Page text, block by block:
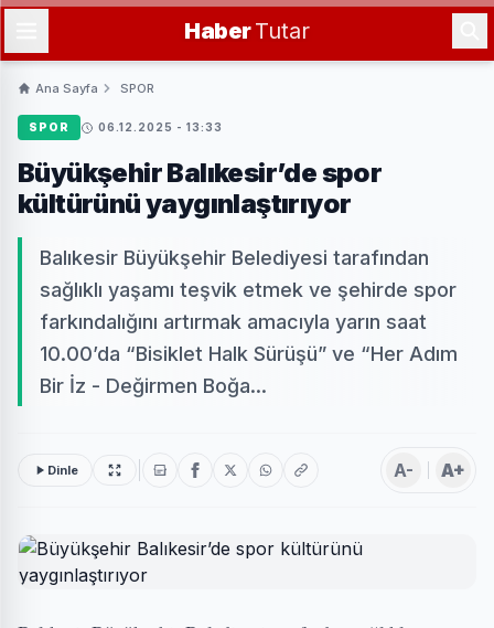
HaberTutar
Ana Sayfa SPOR
SPOR 06.12.2025 - 13:33
Büyükşehir Balıkesir’de spor
kültürünü yaygınlaştırıyor
Balıkesir Büyükşehir Belediyesi tarafından
sağlıklı yaşamı teşvik etmek ve şehirde spor
farkındalığını artırmak amacıyla yarın saat
10.00’da “Bisiklet Halk Sürüşü” ve “Her Adım
Bir İz - Değirmen Boğa...
Dinle A- A+